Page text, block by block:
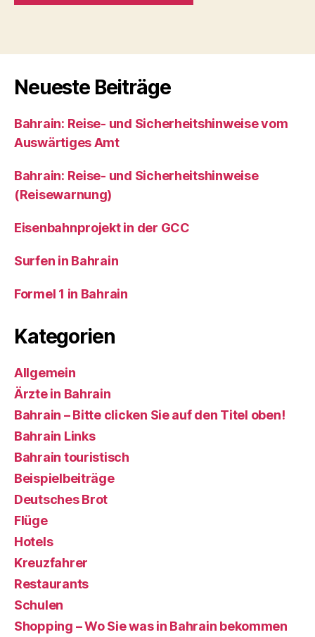
t
r
n
t
i
:
Neueste Beiträge
Bahrain: Reise- und Sicherheitshinweise vom
Auswärtiges Amt
Bahrain: Reise- und Sicherheitshinweise
(Reisewarnung)
Eisenbahnprojekt in der GCC
Surfen in Bahrain
Formel 1 in Bahrain
Kategorien
Allgemein
Ärzte in Bahrain
Bahrain – Bitte clicken Sie auf den Titel oben!
Bahrain Links
Bahrain touristisch
Beispielbeiträge
Deutsches Brot
Flüge
Hotels
Kreuzfahrer
Restaurants
Schulen
Shopping – Wo Sie was in Bahrain bekommen